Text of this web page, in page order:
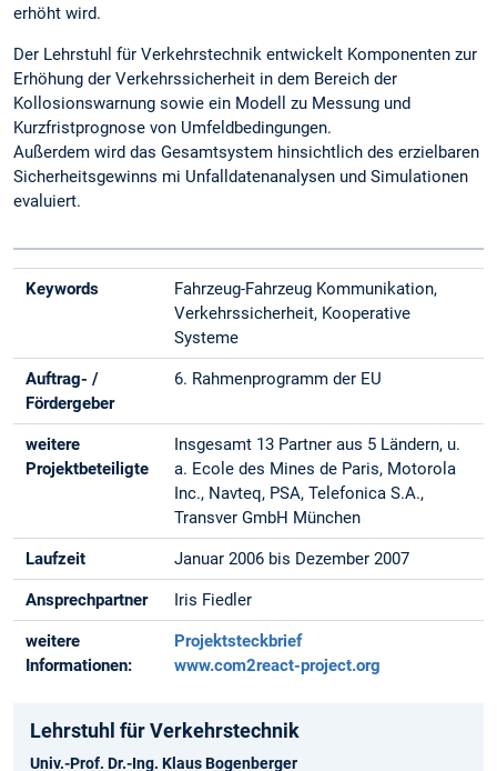
erhöht wird.
Der Lehrstuhl für Verkehrstechnik entwickelt Komponenten zur
Erhöhung der Verkehrssicherheit in dem Bereich der
Kollosionswarnung sowie ein Modell zu Messung und
Kurzfristprognose von Umfeldbedingungen.
Außerdem wird das Gesamtsystem hinsichtlich des erzielbaren
Sicherheitsgewinns mi Unfalldatenanalysen und Simulationen
evaluiert.
Keywords
Fahrzeug-Fahrzeug Kommunikation,
Verkehrssicherheit, Kooperative
Systeme
Auftrag- /
Fördergeber
6. Rahmenprogramm der EU
weitere
Projektbeteiligte
Insgesamt 13 Partner aus 5 Ländern, u.
a. Ecole des Mines de Paris, Motorola
Inc., Navteq, PSA, Telefonica S.A.,
Transver GmbH München
Laufzeit Januar 2006 bis Dezember 2007
Ansprechpartner Iris Fiedler
weitere
Informationen:
Projektsteckbrief
www.com2react-project.org
Lehrstuhl für Verkehrstechnik
Univ.-Prof. Dr.-Ing. Klaus Bogenberger